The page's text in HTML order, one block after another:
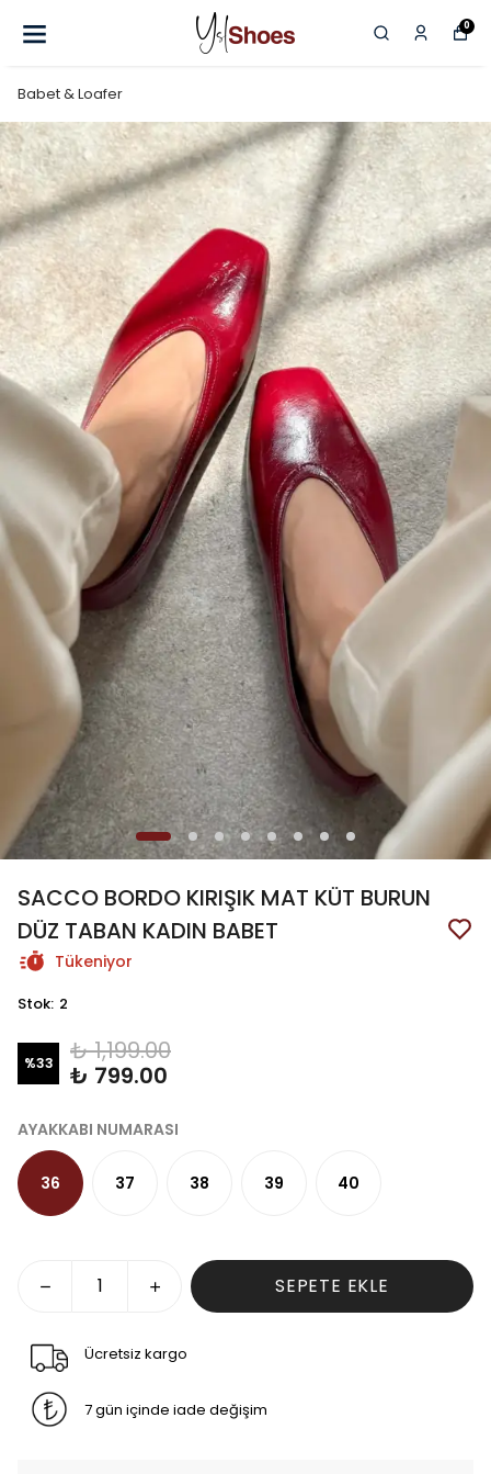
0
Babet & Loafer
SACCO BORDO KIRIŞIK MAT KÜT BURUN
DÜZ TABAN KADIN BABET
Tükeniyor
Stok: 2
%33
₺ 1,199.00
₺ 799.00
AYAKKABI NUMARASI
36 37 38 39 40
SEPETE EKLE
Ücretsiz kargo
7 gün içinde iade değişim